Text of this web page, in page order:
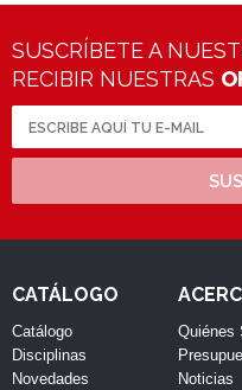
SUSCRÍBETE A
RECIBIR NUESTRAS
CATÁLOGO
Catálogo
Disciplinas
Novedades
Quiénes
Noticias